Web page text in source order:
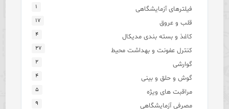
فیلترهای آزمایشگاهی ۱
قلب و عروق ۱۷
کاغذ و بسته بندی مدیکال ۴
کنترل عفونت و بهداشت محیط ۲۷
گوارشی ۲
گوش و حلق و بینی ۴
مراقبت های ویژه ۵
مصرفی آزمایشگاهی ۹